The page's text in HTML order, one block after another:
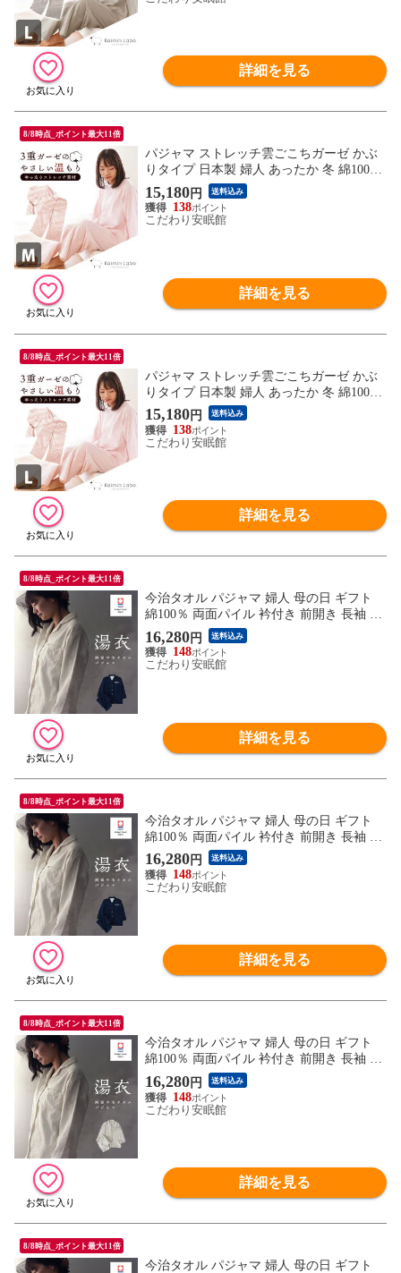
詳細を見る
8/8時点_ポイント最大11倍
パジャマ ストレッチ雲ごこちガーゼ かぶ
りタイプ 日本製 婦人 あったか 冬 綿100％
無撚糸3重ガーゼ 長袖 長ズボン クリスマ
ス ホワイトデー 母の日 ギフト 快眠ラボ
（ピンク (M)）【A-Z30630-MPI】
15,180円 送料込み
138
こだわり安眠館
詳細を見る
8/8時点_ポイント最大11倍
パジャマ ストレッチ雲ごこちガーゼ かぶ
りタイプ 日本製 婦人 あったか 冬 綿100％
無撚糸3重ガーゼ 長袖 長ズボン クリスマ
ス ホワイトデー 母の日 ギフト 快眠ラボ
（ピンク (L)）【A-Z30630-LPI】
15,180円 送料込み
138
こだわり安眠館
詳細を見る
8/8時点_ポイント最大11倍
今治タオル パジャマ 婦人 母の日 ギフト
綿100％ 両面パイル 衿付き 前開き 長袖 長
ズボン 日本製 ロゴ入り ギフト 湯衣 YUGO
ROMO（無地 / ネイビー (LL)）【A-Z31214
-LLNB】
16,280円 送料込み
148
こだわり安眠館
詳細を見る
8/8時点_ポイント最大11倍
今治タオル パジャマ 婦人 母の日 ギフト
綿100％ 両面パイル 衿付き 前開き 長袖 長
ズボン 日本製 ロゴ入り ギフト 湯衣 YUGO
ROMO（無地 / ネイビー (M)）【A-Z31214-
MNB】
16,280円 送料込み
148
こだわり安眠館
詳細を見る
8/8時点_ポイント最大11倍
今治タオル パジャマ 婦人 母の日 ギフト
綿100％ 両面パイル 衿付き 前開き 長袖 長
ズボン 日本製 ロゴ入り ギフト 湯衣 YUGO
ROMO（無地 / ホワイト (L)）【A-Z31214-
LWH】
16,280円 送料込み
148
こだわり安眠館
詳細を見る
8/8時点_ポイント最大11倍
今治タオル パジャマ 婦人 母の日 ギフト